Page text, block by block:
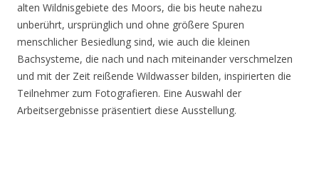
alten Wildnisgebiete des Moors, die bis heute nahezu
unberührt, ursprünglich und ohne größere Spuren
menschlicher Besiedlung sind, wie auch die kleinen
Bachsysteme, die nach und nach miteinander verschmelzen
und mit der Zeit reißende Wildwasser bilden, inspirierten die
Teilnehmer zum Fotografieren. Eine Auswahl der
Arbeitsergebnisse präsentiert diese Ausstellung.